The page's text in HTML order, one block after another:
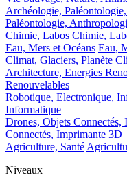
Archéologie,
Paléontologie,
Chimie, Labos Chimie,
Eau, Mers et Océans Eau,
Climat, Glaciers, Planète
Architecture, Energies
Renouvelables
Robotique, Electronique,
Informatique
Drones, Objets Connectés,
Connectés, Imprimante 3D
Agriculture, Santé
Niveaux